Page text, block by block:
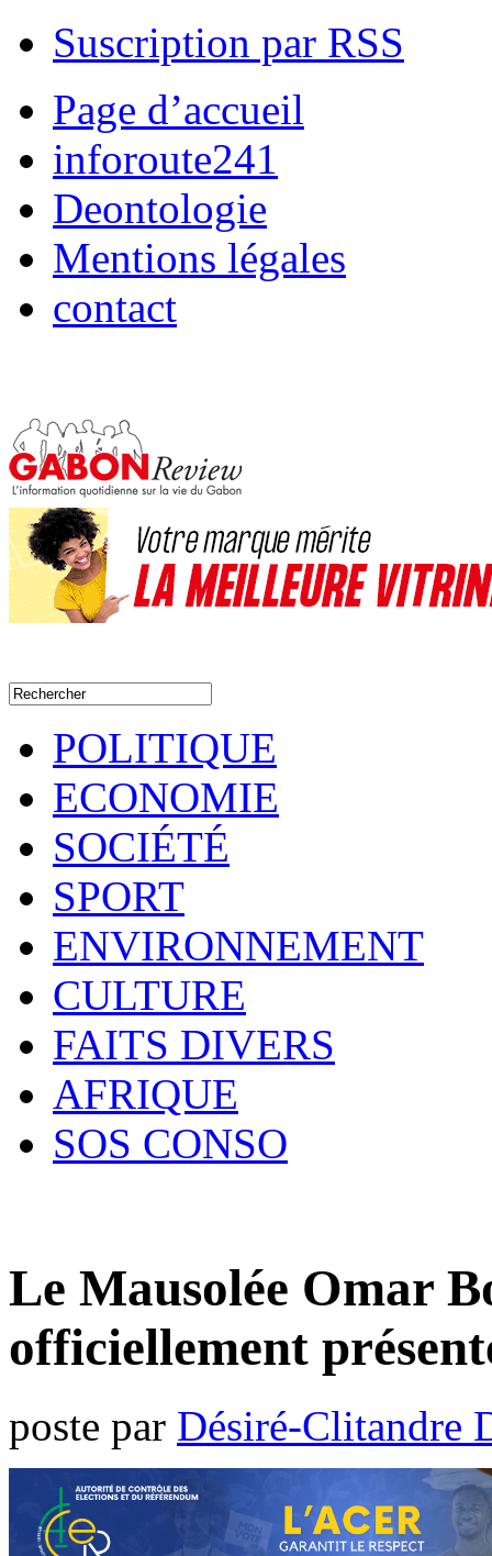
Suscription par RSS
Page d’accueil
inforoute241
Deontologie
Mentions légales
contact
POLITIQUE
ECONOMIE
SOCIÉTÉ
SPORT
ENVIRONNEMENT
CULTURE
FAITS DIVERS
AFRIQUE
SOS CONSO
Le Mausolée Omar
officiellement
poste par Désiré-Clitandre